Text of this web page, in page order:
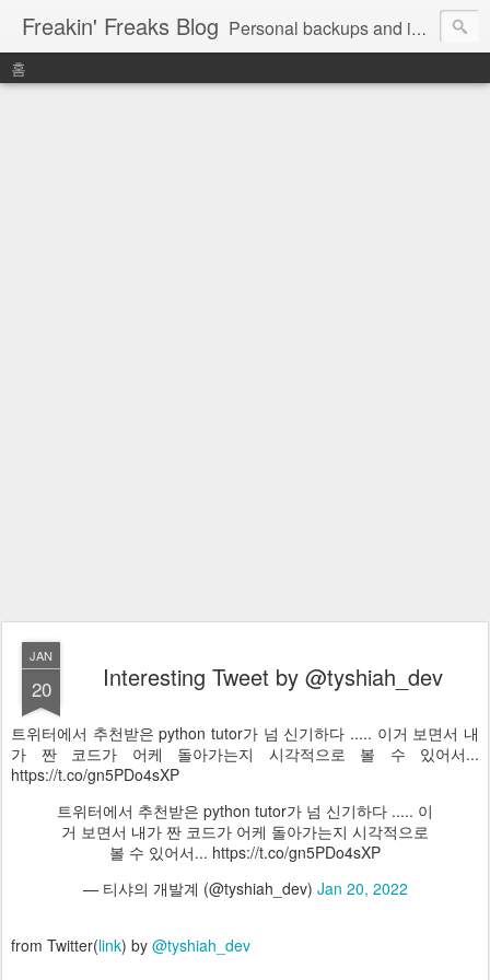
Freakin' Freaks Blog Personal backups and interests
홈
JAN
20 Interesting Tweet by @tyshiah_dev
트위터에서 추천받은 python tutor가 넘 신기하다 ..... 이거 보면서 내
가 짠 코드가 어케 돌아가는지 시각적으로 볼 수 있어서...
https://t.co/gn5PDo4sXP
트위터에서 추천받은 python tutor가 넘 신기하다 ..... 이
거 보면서 내가 짠 코드가 어케 돌아가는지 시각적으로
볼 수 있어서... https://t.co/gn5PDo4sXP
— 티샤의 개발계 (@tyshiah_dev) Jan 20, 2022
from Twitter(link) by @tyshiah_dev